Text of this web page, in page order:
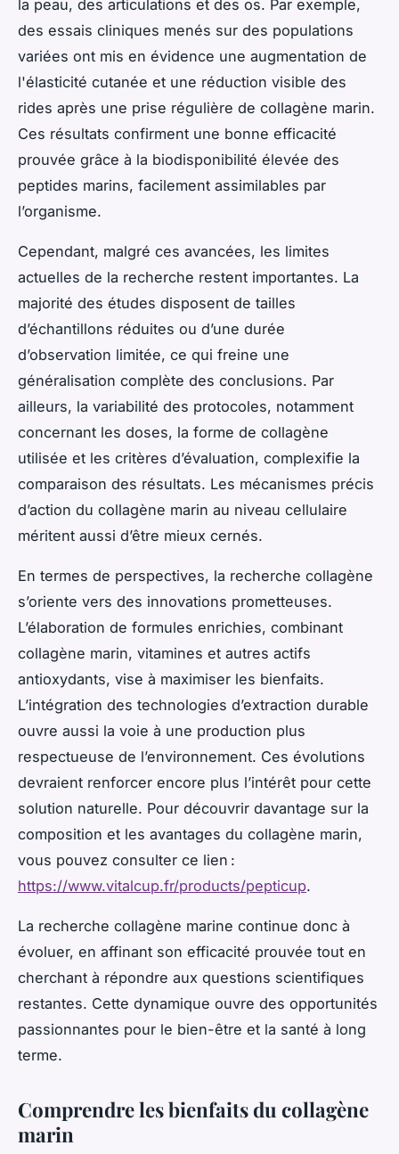
la peau, des articulations et des os. Par exemple,
des essais cliniques menés sur des populations
variées ont mis en évidence une augmentation de
l'élasticité cutanée et une réduction visible des
rides après une prise régulière de collagène marin.
Ces résultats confirment une bonne efficacité
prouvée grâce à la biodisponibilité élevée des
peptides marins, facilement assimilables par
l’organisme.
Cependant, malgré ces avancées, les limites
actuelles de la recherche restent importantes. La
majorité des études disposent de tailles
d’échantillons réduites ou d’une durée
d’observation limitée, ce qui freine une
généralisation complète des conclusions. Par
ailleurs, la variabilité des protocoles, notamment
concernant les doses, la forme de collagène
utilisée et les critères d’évaluation, complexifie la
comparaison des résultats. Les mécanismes précis
d’action du collagène marin au niveau cellulaire
méritent aussi d’être mieux cernés.
En termes de perspectives, la recherche collagène
s’oriente vers des innovations prometteuses.
L’élaboration de formules enrichies, combinant
collagène marin, vitamines et autres actifs
antioxydants, vise à maximiser les bienfaits.
L’intégration des technologies d’extraction durable
ouvre aussi la voie à une production plus
respectueuse de l’environnement. Ces évolutions
devraient renforcer encore plus l’intérêt pour cette
solution naturelle. Pour découvrir davantage sur la
composition et les avantages du collagène marin,
vous pouvez consulter ce lien :
https://www.vitalcup.fr/products/pepticup.
La recherche collagène marine continue donc à
évoluer, en affinant son efficacité prouvée tout en
cherchant à répondre aux questions scientifiques
restantes. Cette dynamique ouvre des opportunités
passionnantes pour le bien-être et la santé à long
terme.
Comprendre les bienfaits du collagène
marin